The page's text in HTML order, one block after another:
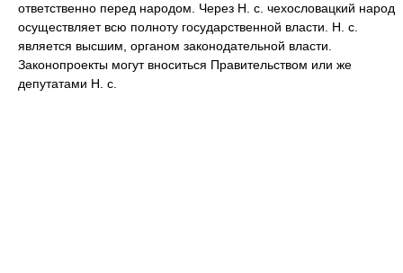
ответственно перед народом. Через Н. с. чехословацкий народ
осуществляет всю полноту государственной власти. Н. с.
является высшим, органом законодательной власти.
Законопроекты могут вноситься Правительством или же
депутатами Н. с.